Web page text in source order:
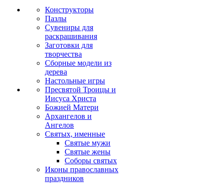
Конструкторы
Пазлы
Сувениры для
раскрашивания
Заготовки для
творчества
Сборные модели из
дерева
Настольные игры
Пресвятой Троицы и
Иисуса Христа
Божией Матери
Архангелов и
Ангелов
Святых, именные
Святые мужи
Святые жены
Соборы святых
Иконы православных
праздников